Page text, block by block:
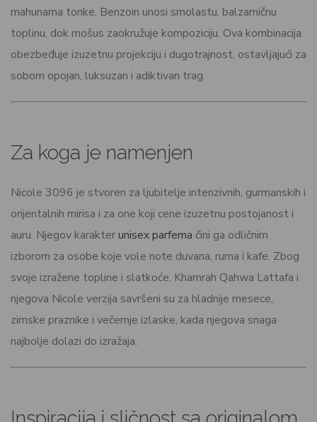
mahunama tonke. Benzoin unosi smolastu, balzamičnu
toplinu, dok mošus zaokružuje kompoziciju. Ova kombinacija
obezbeđuje izuzetnu projekciju i dugotrajnost, ostavljajući za
sobom opojan, luksuzan i adiktivan trag.
Za koga je namenjen
Nicole 3096 je stvoren za ljubitelje intenzivnih, gurmanskih i
orijentalnih mirisa i za one koji cene izuzetnu postojanost i
auru. Njegov karakterunisex parfema čini ga odličnim
izborom za osobe koje vole note duvana, ruma i kafe. Zbog
svoje izražene topline i slatkoće, Khamrah Qahwa Lattafa i
njegova Nicole verzija savršeni su za hladnije mesece,
zimske praznike i večernje izlaske, kada njegova snaga
najbolje dolazi do izražaja.